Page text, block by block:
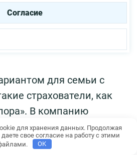
Согласие
для семьи с
страхователи, как
В компанию
не следует.
для хранения данных. Продолжая
свое согласие на работу с этими
OK